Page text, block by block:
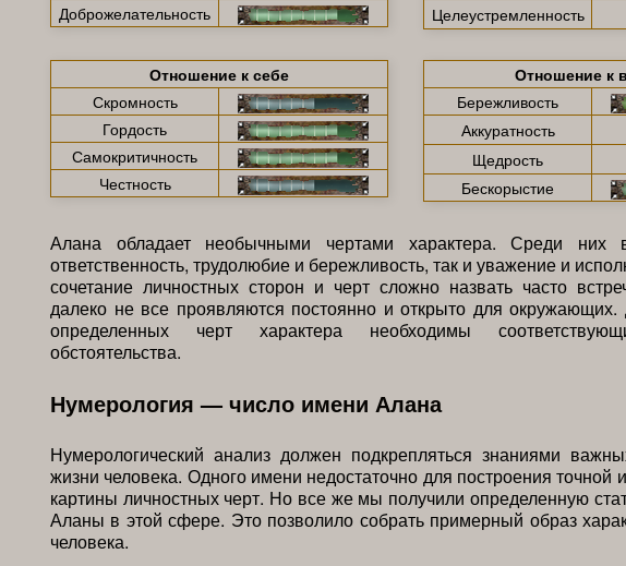
Доброжелательность
Целеустремленность
Отношение к себе
Скромность
Гордость
Самокритичность
Честность
Отношение к
Бережливость
Аккуратность
Щедрость
Бескорыстие
Алана обладает необычными чертами характера. Среди них
ответственность, трудолюбие и бережливость, так и уважение и
сочетание личностных сторон и черт сложно назвать часто
далеко не все проявляются постоянно и открыто для
определенных черт характера необходимы
обстоятельства.
Нумерология — число имени Алана
Нумерологический анализ должен подкрепляться знаниями
жизни человека. Одного имени недостаточно для построения точной
картины личностных черт. Но все же мы получили определенную
Аланы в этой сфере. Это позволило собрать примерный образ
человека.